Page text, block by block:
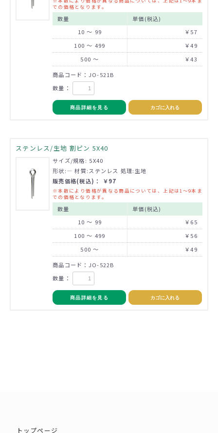
での価格となります。
数量
単価(税込)
10 ～ 99
￥57
100 ～ 499
￥49
500 ～
￥43
商品コード：JO-521B
数量：
商品詳細を見る カゴに入れる
ステンレス/生地 割ピン 5X40
サイズ/規格: 5X40
形状:― 材質:ステンレス 処理:生地
販売価格(税込)： ￥97
※本数により価格が異なる商品については、上記は1～9本ま
での価格となります。
数量
単価(税込)
10 ～ 99
￥65
100 ～ 499
￥56
500 ～
￥49
商品コード：JO-522B
数量：
商品詳細を見る カゴに入れる
トップページ